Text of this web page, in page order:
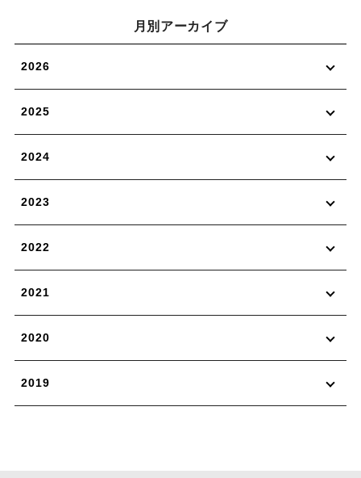
月別アーカイブ
2026
2025
2024
2023
2022
2021
2020
2019